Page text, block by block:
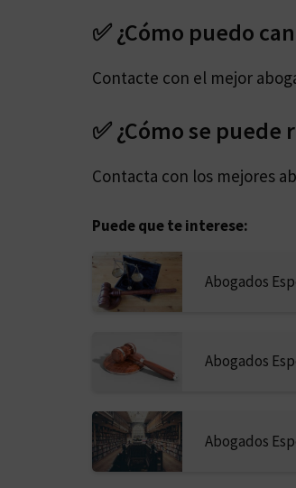
✅ ¿Cómo puedo
Contacte con el mejor
✅ ¿Cómo se
Contacta con los mejores
Puede que te interese:
Abogados
Abogados
Abogados